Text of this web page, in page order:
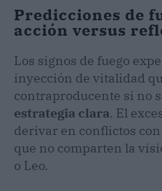
Predicciones de
acción versus
Los signos de fuego
inyección de vitalidad
contraproducente si no
estrategia clara. El
derivar en conflictos
que no comparten la
o Leo.